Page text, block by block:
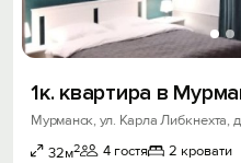
1к. квартира в
Мурманск, ул. Карла Либкнехта,
32м2 4 гостя 2 кровати